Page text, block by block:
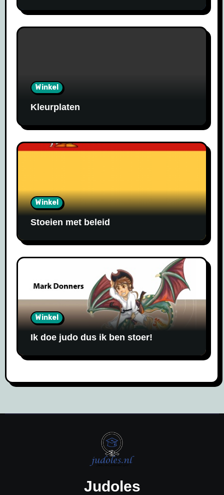
Winkel
Kleurplaten
Winkel
Stoeien met beleid
Winkel
Ik doe judo dus ik ben stoer!
Judoles